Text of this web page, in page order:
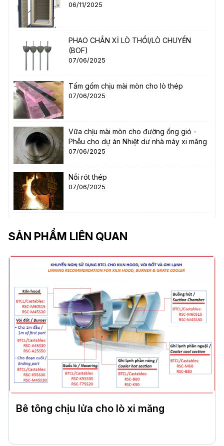
06/11/2025
PHAO CHẮN XỈ LÒ THỔI/LÒ CHUYỂN
(BOF)
07/06/2025
Tấm gốm chịu mài mòn cho lò thép
07/06/2025
Vữa chịu mài mòn cho đường ống gió -
Phễu cho dự án Nhiệt dư nhà máy xi măng
07/06/2025
Nồi rót thép
07/06/2025
SẢN PHẨM LIÊN QUAN
Bê tông chịu lửa cho lò xi măng